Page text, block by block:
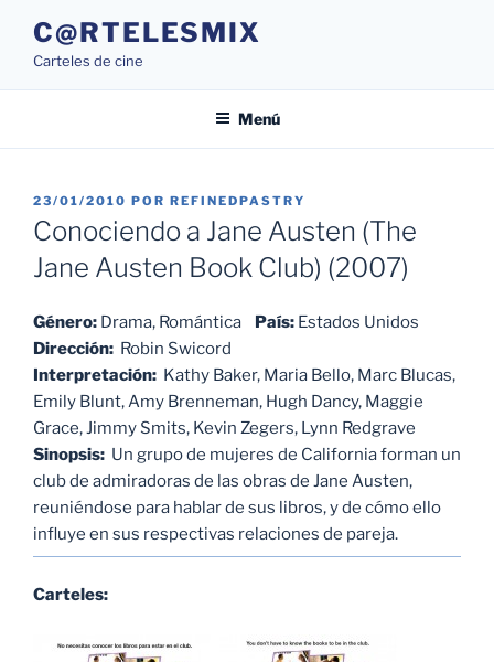
contenido
C@RTELESMIX
Carteles de cine
Menú
PUBLICADO
EL
23/01/2010 POR REFINEDPASTRY
Conociendo a Jane Austen (The
Jane Austen Book Club) (2007)
Género: Drama, Romántica País: Estados Unidos
Dirección: Robin Swicord
Interpretación: Kathy Baker, Maria Bello, Marc Blucas,
Emily Blunt, Amy Brenneman, Hugh Dancy, Maggie
Grace, Jimmy Smits, Kevin Zegers, Lynn Redgrave
Sinopsis: Un grupo de mujeres de California forman un
club de admiradoras de las obras de Jane Austen,
reuniéndose para hablar de sus libros, y de cómo ello
influye en sus respectivas relaciones de pareja.
Carteles: